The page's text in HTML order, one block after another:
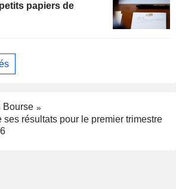
papiers de
Bourse
ses résultats pour le premier trimestre